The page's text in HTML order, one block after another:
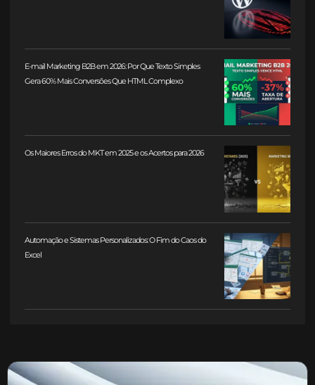
E-mail Marketing B2B em 2026: Por Que Texto Simples
Gera 60% Mais Conversões Que HTML Complexo
Os Maiores Erros do MKT em 2025 e os Acertos para 2026
Automação e Sistemas Personalizados: O Fim do Caos do
Excel